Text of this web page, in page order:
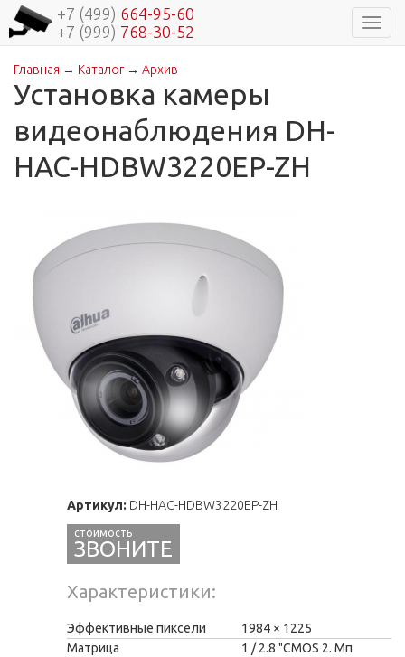
+7 (499) 664-95-60
+7 (999) 768-30-52
Вы здесь
Главная → Каталог→ Архив
Установка камеры
видеонаблюдения DH-
HAC-HDBW3220EP-ZH
Артикул: DH-HAC-HDBW3220EP-ZH
ЗВОНИТЕ
Характеристики
Эффективные пиксели
1984 × 1225
Матрица
1 / 2.8 "CMOS 2. Мп